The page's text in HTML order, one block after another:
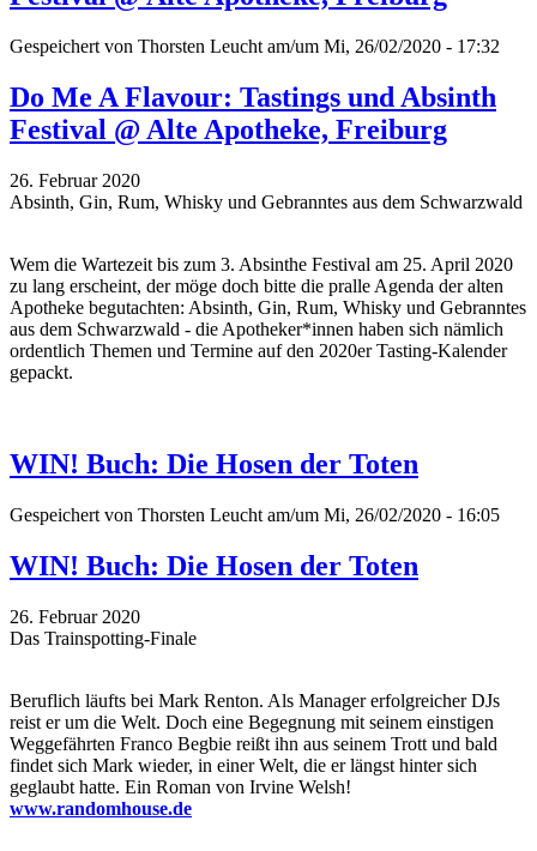
Gespeichert von Thorsten Leucht am/um Mi, 26/02/2020 - 17:32
Do Me A Flavour: Tastings und Absinth
Festival @ Alte Apotheke, Freiburg
26. Februar 2020
Absinth, Gin, Rum, Whisky und Gebranntes aus dem Schwarzwald
Wem die Wartezeit bis zum 3. Absinthe Festival am 25. April 2020
zu lang erscheint, der möge doch bitte die pralle Agenda der alten
Apotheke begutachten: Absinth, Gin, Rum, Whisky und Gebranntes
aus dem Schwarzwald - die Apotheker*innen haben sich nämlich
ordentlich Themen und Termine auf den 2020er Tasting-Kalender
gepackt.
WIN! Buch: Die Hosen der Toten
Gespeichert von Thorsten Leucht am/um Mi, 26/02/2020 - 16:05
WIN! Buch: Die Hosen der Toten
26. Februar 2020
Das Trainspotting-Finale
Beruflich läufts bei Mark Renton. Als Manager erfolgreicher DJs
reist er um die Welt. Doch eine Begegnung mit seinem einstigen
Weggefährten Franco Begbie reißt ihn aus seinem Trott und bald
findet sich Mark wieder, in einer Welt, die er längst hinter sich
geglaubt hatte. Ein Roman von Irvine Welsh!
www.randomhouse.de